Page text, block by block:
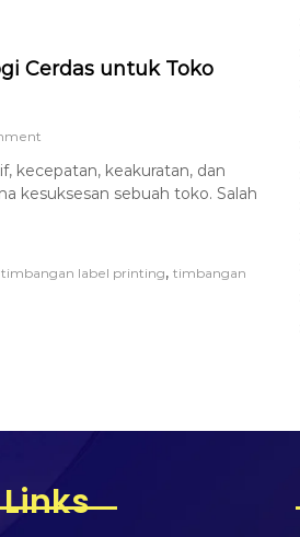
Cerdas untuk Toko
kecepatan, keakuratan, dan
kesuksesan sebuah toko. Salah
timbangan label printing, timbangan